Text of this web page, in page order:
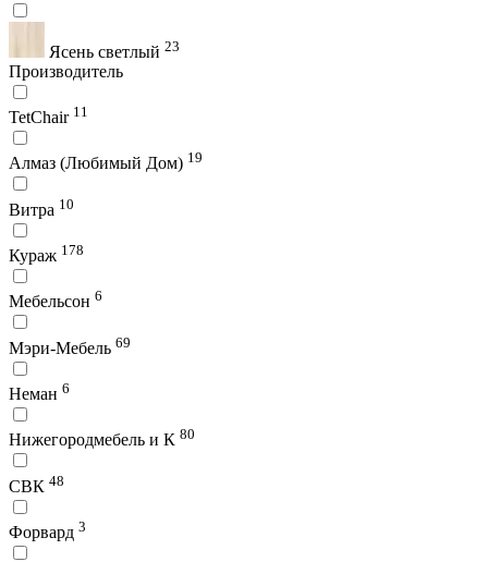
Ясень светлый 23
Производитель
TetChair 11
Алмаз (Любимый Дом) 19
Витра 10
Кураж 178
Мебельсон 6
Мэри-Мебель 69
Неман 6
Нижегородмебель и К 80
СВК 48
Форвард 3